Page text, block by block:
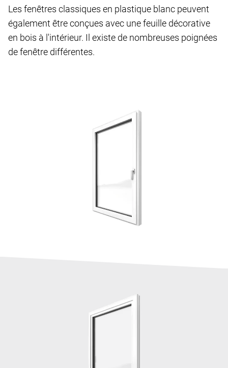
Les fenêtres classiques en plastique blanc peuvent
également être conçues avec une feuille décorative
en bois à l'intérieur. Il existe de nombreuses poignées
de fenêtre différentes.